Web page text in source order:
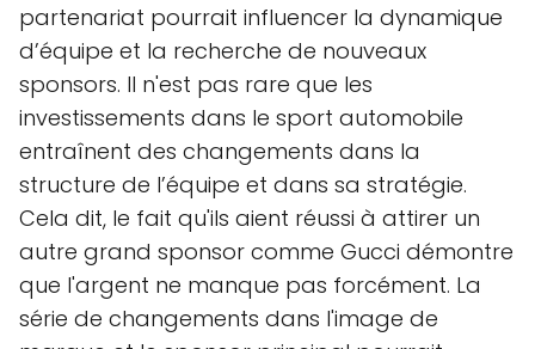
partenariat pourrait influencer la dynamique
d’équipe et la recherche de nouveaux
sponsors. Il n'est pas rare que les
investissements dans le sport automobile
entraînent des changements dans la
structure de l’équipe et dans sa stratégie.
Cela dit, le fait qu'ils aient réussi à attirer un
autre grand sponsor comme Gucci démontre
que l'argent ne manque pas forcément. La
série de changements dans l'image de